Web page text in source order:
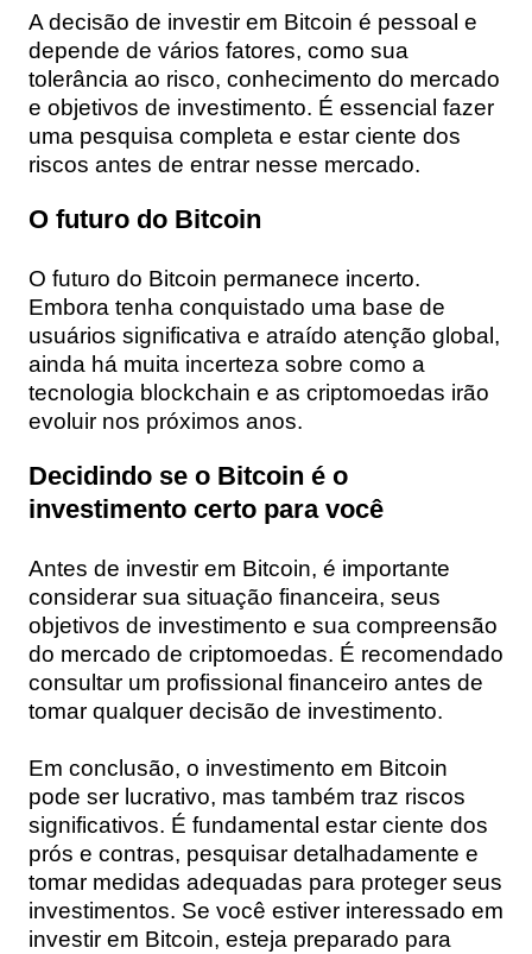
A decisão de investir em Bitcoin é pessoal e
depende de vários fatores, como sua
tolerância ao risco, conhecimento do mercado
e objetivos de investimento. É essencial fazer
uma pesquisa completa e estar ciente dos
riscos antes de entrar nesse mercado.
O futuro do Bitcoin
O futuro do Bitcoin permanece incerto.
Embora tenha conquistado uma base de
usuários significativa e atraído atenção global,
ainda há muita incerteza sobre como a
tecnologia blockchain e as criptomoedas irão
evoluir nos próximos anos.
Decidindo se o Bitcoin é o
investimento certo para você
Antes de investir em Bitcoin, é importante
considerar sua situação financeira, seus
objetivos de investimento e sua compreensão
do mercado de criptomoedas. É recomendado
consultar um profissional financeiro antes de
tomar qualquer decisão de investimento.
Em conclusão, o investimento em Bitcoin
pode ser lucrativo, mas também traz riscos
significativos. É fundamental estar ciente dos
prós e contras, pesquisar detalhadamente e
tomar medidas adequadas para proteger seus
investimentos. Se você estiver interessado em
investir em Bitcoin, esteja preparado para